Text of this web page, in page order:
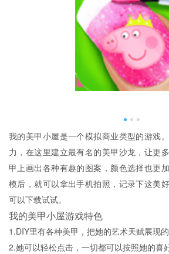
我的美甲小屋是一个模拟商业类型的游戏
力，在这里建立最有名的美甲沙龙，让更
甲上画出各种有趣的图案，颜色选择也更
模后，就可以拿出手机拍照，记录下这美
可以下载试试。
我的美甲小屋游戏特色
1.DIY里有各种美甲，把她的艺术天赋展现的
2.她可以轻松点击，一切都可以按照她的喜